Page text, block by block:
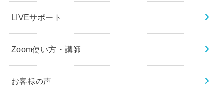
LIVEサポート
Zoom使い方・講師
お客様の声